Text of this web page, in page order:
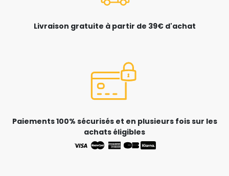
Livraison gratuite à partir de 39€ d'achat
Paiements 100% sécurisés et en plusieurs fois sur les
achats éligibles